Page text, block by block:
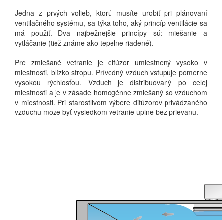
Jedna z prvých volieb, ktorú musíte urobiť pri plánovaní
ventilačného systému, sa týka toho, aký princíp ventilácie sa
má použiť. Dva najbežnejšie princípy sú: miešanie a
vytláčanie (tiež známe ako tepelne riadené).
Pre zmiešané vetranie je difúzor umiestnený vysoko v
miestnosti, blízko stropu. Prívodný vzduch vstupuje pomerne
vysokou rýchlosťou. Vzduch je distribuovaný po celej
miestnosti a je v zásade homogénne zmiešaný so vzduchom
v miestnosti. Pri starostlivom výbere difúzorov privádzaného
vzduchu môže byť výsledkom vetranie úplne bez prievanu.